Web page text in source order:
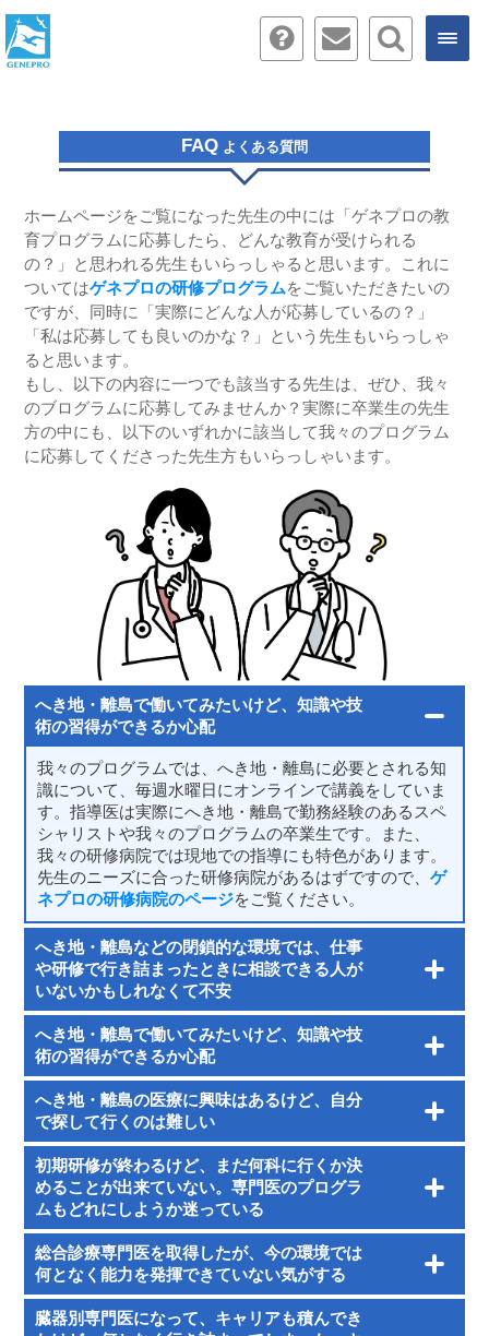
FAQ よくある質問
ホームページをご覧になった先生の中には「ゲネプロの教
育プログラムに応募したら、どんな教育が受けられる
の？」と思われる先生もいらっしゃると思います。これに
ついてはゲネプロの研修プログラムをご覧いただきたいの
ですが、同時に「実際にどんな人が応募しているの？」
「私は応募しても良いのかな？」という先生もいらっしゃ
ると思います。
もし、以下の内容に一つでも該当する先生は、ぜひ、我々
のブログラムに応募してみませんか？実際に卒業生の先生
方の中にも、以下のいずれかに該当して我々のプログラム
に応募してくださった先生方もいらっしゃいます。
へき地・離島で働いてみたいけど、知識や技
術の習得ができるか心配
我々のプログラムでは、へき地・離島に必要とされる知
識について、毎週水曜日にオンラインで講義をしていま
す。指導医は実際にへき地・離島で勤務経験のあるスペ
シャリストや我々のプログラムの卒業生です。また、
我々の研修病院では現地での指導にも特色があります。
先生のニーズに合った研修病院があるはずですので、 ゲ
ネプロの研修病院のページをご覧ください。
へき地・離島などの閉鎖的な環境では、仕事
や研修で行き詰まったときに相談できる人が
いないかもしれなくて不安
へき地・離島で働いてみたいけど、知識や技
術の習得ができるか心配
へき地・離島の医療に興味はあるけど、自分
で探して行くのは難しい
初期研修が終わるけど、まだ何科に行くか決
めることが出来ていない。専門医のプログラ
ムもどれにしようか迷っている
総合診療専門医を取得したが、今の環境では
何となく能力を発揮できていない気がする
臓器別専門医になって、キャリアも積んでき